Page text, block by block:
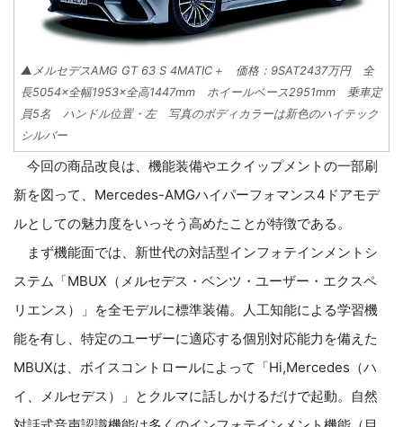
▲メルセデスAMG GT 63 S 4MATIC＋ 価格：9SAT2437万円 全
長5054×全幅1953×全高1447mm ホイールベース2951mm 乗車定
員5名 ハンドル位置・左 写真のボディカラーは新色のハイテック
シルバー
今回の商品改良は、機能装備やエクイップメントの一部刷
新を図って、Mercedes-AMGハイパーフォマンス4ドアモデ
ルとしての魅力度をいっそう高めたことが特徴である。
まず機能面では、新世代の対話型インフォテインメントシ
ステム「MBUX（メルセデス・ベンツ・ユーザー・エクスペ
リエンス）」を全モデルに標準装備。人工知能による学習機
能を有し、特定のユーザーに適応する個別対応能力を備えた
MBUXは、ボイスコントロールによって「Hi,Mercedes（ハ
イ、メルセデス）」とクルマに話しかけるだけで起動。自然